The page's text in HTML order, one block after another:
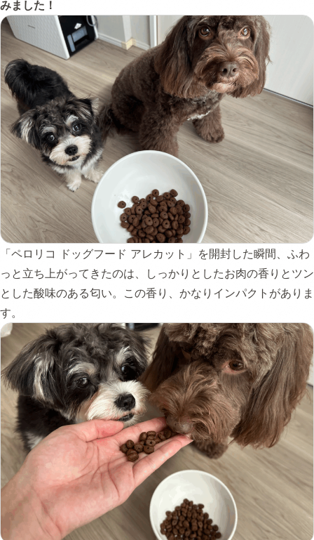
みました！
「ペロリコ ドッグフード アレカット」を開封した瞬間、ふわ
っと立ち上がってきたのは、しっかりとしたお肉の香りとツン
とした酸味のある匂い。この香り、かなりインパクトがありま
す。